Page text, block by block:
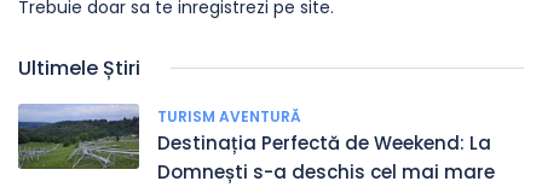
Trebuie doar sa te inregistrezi pe site.
Ultimele Știri
TURISM AVENTURĂ
Destinația Perfectă de Weekend: La
Domnești s-a deschis cel mai mare